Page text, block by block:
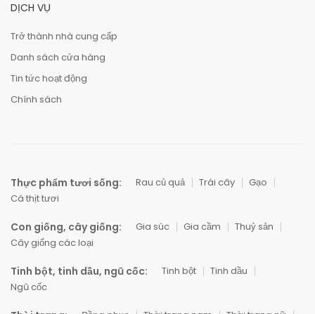
DỊCH VỤ
Trở thành nhà cung cấp
Danh sách cửa hàng
Tin tức hoạt động
Chính sách
Thực phẩm tươi sống: Rau củ quả Trái cây
Gạo
Cá thịt tươi
Con giống, cây giống: Gia súc Gia cầm
Thuỷ sản
Cây giống các loại
Tinh bột, tinh dầu, ngũ cốc: Tinh bột
Tinh dầu
Ngũ cốc